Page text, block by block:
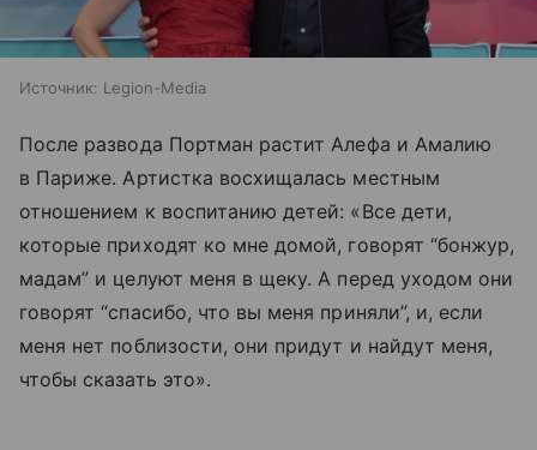
Источник: Legion-Media
После развода Портман растит Алефа и Амалию
в Париже. Артистка восхищалась местным
отношением к воспитанию детей: «Все дети,
которые приходят ко мне домой, говорят “бонжур,
мадам” и целуют меня в щеку. А перед уходом они
говорят “спасибо, что вы меня приняли”, и, если
меня нет поблизости, они придут и найдут меня,
чтобы сказать это».